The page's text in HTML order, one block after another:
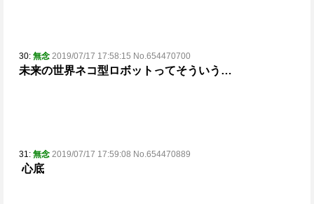
30: 無念 2019/07/17 17:58:15 No.654470700
未来の世界ネコ型ロボットってそういう…
31: 無念 2019/07/17 17:59:08 No.654470889
心底